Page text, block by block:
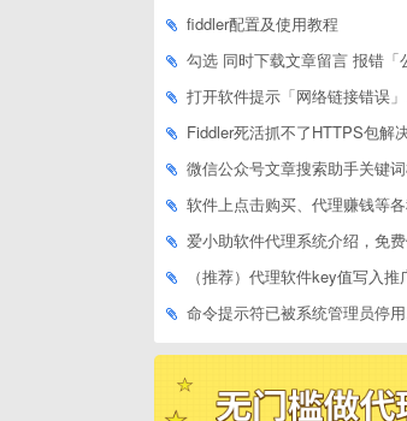
fiddler配置及使用教程
勾选 同时下载文章留言 报错「公众号主页和加载
打开软件提示「网络链接错误」、或「检测版本更新失败
Fiddler死活抓不了HTTPS包解
微信公众号文章搜索助手关键词模糊搜索和精
软件上点击购买、代理赚钱等各种按钮均没有反应，不
爱小助软件代理系统介绍，免费做代理赚钱，
（推荐）代理软件key值写入推广
命令提示符已被系统管理员停用,详细教您命令提示符已